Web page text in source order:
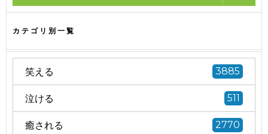
カテゴリ別一覧
笑える 3885
泣ける 511
癒される 2770